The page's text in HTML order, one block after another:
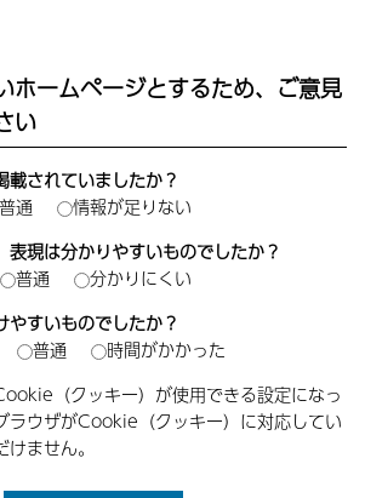
ホームページとするため、ご意見
い
載されていましたか？
普通
情報が足りない
現は分かりやすいものでしたか？
普通
分かりにくい
やすいものでしたか？
普通
時間がかかった
（クッキー）が使用できる設定になっ
ラウザがCookie（クッキー）に対応してい
ません。